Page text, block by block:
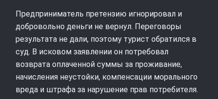
Предприниматель претензию игнорировал и
добровольно деньги не вернул. Переговоры
результата не дали, поэтому турист обратился в
суд. В исковом заявлении он потребовал
возврата оплаченной суммы за проживание,
начисления неустойки, компенсации морального
вреда и штрафа за нарушение прав потребителя.